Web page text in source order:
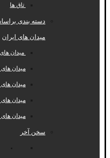
تاق ها
دسته بندی
میدان های ایران
میدان
میدان
میدان
میدان
میدان
سخن آخر